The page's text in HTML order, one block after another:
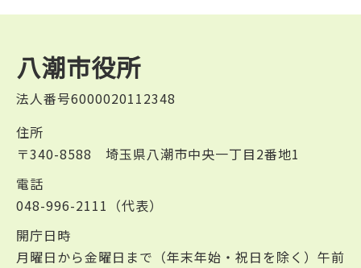
八潮市役所
法人番号6000020112348
住所
〒340-8588 埼玉県八潮市中央一丁目2番地1
電話
048-996-2111（代表）
開庁日時
月曜日から金曜日まで（年末年始・祝日を除く）午前